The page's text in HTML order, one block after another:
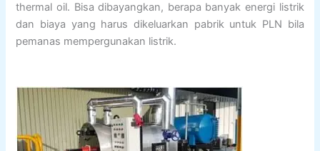
thermal oil. Bisa dibayangkan, berapa banyak energi listrik
dan biaya yang harus dikeluarkan pabrik untuk PLN bila
pemanas mempergunakan listrik.